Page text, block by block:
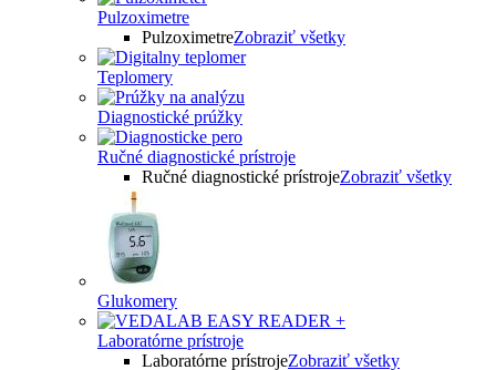
Pulzoximetre
PulzoximetreZobraziť všetky
Teplomery
Diagnostické prúžky
Ručné diagnostické prístroje
Ručné diagnostické prístrojeZobraziť všetky
Glukomery
Laboratórne prístroje
Laboratórne prístrojeZobraziť všetky